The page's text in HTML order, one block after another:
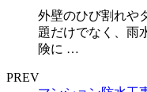
外壁のひび割れや
題だけでなく、雨
険に …
PREV